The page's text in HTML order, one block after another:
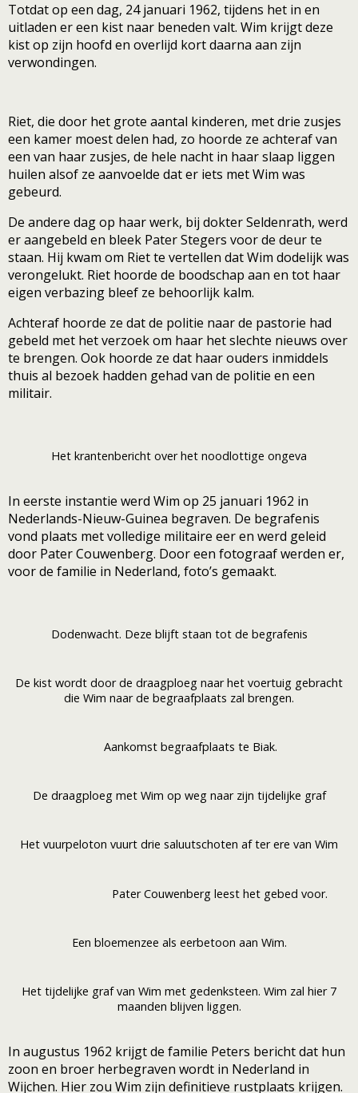
Totdat op een dag, 24 januari 1962, tijdens het in en
uitladen er een kist naar beneden valt. Wim krijgt deze
kist op zijn hoofd en overlijd kort daarna aan zijn
verwondingen.
Riet, die door het grote aantal kinderen, met drie zusjes
een kamer moest delen had, zo hoorde ze achteraf van
een van haar zusjes, de hele nacht in haar slaap liggen
huilen alsof ze aanvoelde dat er iets met Wim was
gebeurd.
De andere dag op haar werk, bij dokter Seldenrath, werd
er aangebeld en bleek Pater Stegers voor de deur te
staan. Hij kwam om Riet te vertellen dat Wim dodelijk was
verongelukt. Riet hoorde de boodschap aan en tot haar
eigen verbazing bleef ze behoorlijk kalm.
Achteraf hoorde ze dat de politie naar de pastorie had
gebeld met het verzoek om haar het slechte nieuws over
te brengen. Ook hoorde ze dat haar ouders inmiddels
thuis al bezoek hadden gehad van de politie en een
militair.
Het krantenbericht over het noodlottige ongeva
In eerste instantie werd Wim op 25 januari 1962 in
Nederlands-Nieuw-Guinea begraven. De begrafenis
vond plaats met volledige militaire eer en werd geleid
door Pater Couwenberg. Door een fotograaf werden er,
voor de familie in Nederland, foto’s gemaakt.
Dodenwacht. Deze blijft staan tot de begrafenis
De kist wordt door de draagploeg naar het voertuig gebracht
die Wim naar de begraafplaats zal brengen.
Aankomst begraafplaats te Biak.
De draagploeg met Wim op weg naar zijn tijdelijke graf
Het vuurpeloton vuurt drie saluutschoten af ter ere van Wim
Pater Couwenberg leest het gebed voor.
Een bloemenzee als eerbetoon aan Wim.
Het tijdelijke graf van Wim met gedenksteen. Wim zal hier 7
maanden blijven liggen.
In augustus 1962 krijgt de familie Peters bericht dat hun
zoon en broer herbegraven wordt in Nederland in
Wijchen. Hier zou Wim zijn definitieve rustplaats krijgen.